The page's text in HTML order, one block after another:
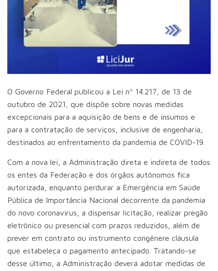
O Governo Federal publicou a Lei nº 14.217, de 13 de
outubro de 2021, que dispõe sobre novas medidas
excepcionais para a aquisição de bens e de insumos e
para a contratação de serviços, inclusive de engenharia,
destinados ao enfrentamento da pandemia de COVID-19.
Com a nova lei, a Administração direta e indireta de todos
os entes da Federação e dos órgãos autônomos fica
autorizada, enquanto perdurar a Emergência em Saúde
Pública de Importância Nacional decorrente da pandemia
do novo coronavirus, a dispensar licitação, realizar pregão
eletrônico ou presencial com prazos reduzidos, além de
prever em contrato ou instrumento congênere cláusula
que estabeleça o pagamento antecipado. Tratando-se
desse último, a Administração deverá adotar medidas de